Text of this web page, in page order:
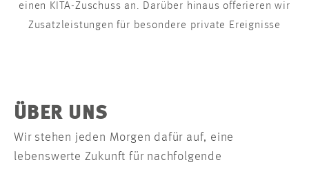
einen KITA-Zuschuss an. Darüber hinaus offerieren wir
Zusatzleistungen für besondere private Ereignisse
ÜBER UNS
Wir stehen jeden Morgen dafür auf, eine
lebenswerte Zukunft für nachfolgende